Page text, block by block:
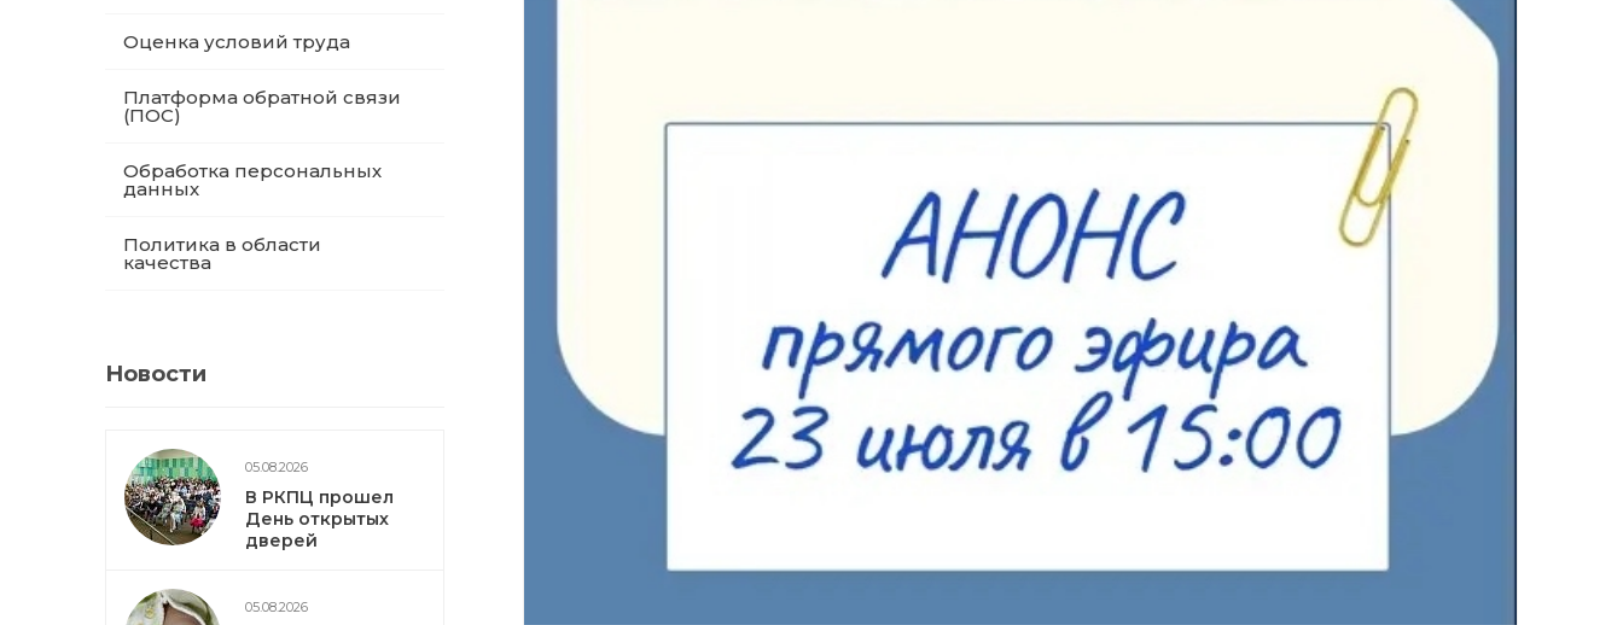
Оценка условий труда
Платформа обратной связи
(ПОС)
Обработка персональных
данных
Политика в области
качества
Новости
05.08.2026
В РКПЦ прошел
День открытых
дверей
05.08.2026